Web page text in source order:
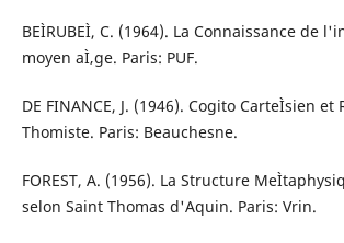
BEÌRUBEÌ, C. (1964). La Connaissance de
moyen aÌ‚ge. Paris: PUF.
DE FINANCE, J. (1946). Cogito CarteÌsien et
Thomiste. Paris: Beauchesne.
FOREST, A. (1956). La Structure
selon Saint Thomas d'Aquin. Paris: Vrin.